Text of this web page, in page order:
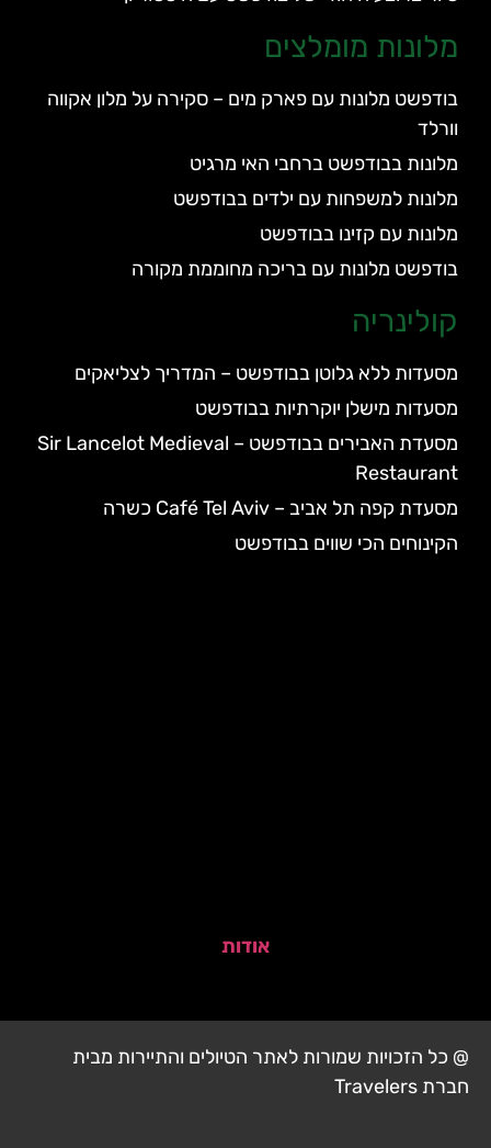
מלונות מומלצים
בודפשט מלונות עם פארק מים – סקירה על מלון אקווה
וורלד
מלונות בבודפשט ברחבי האי מרגיט
מלונות למשפחות עם ילדים בבודפשט
מלונות עם קזינו בבודפשט
בודפשט מלונות עם בריכה מחוממת מקורה
קולינריה
מסעדות ללא גלוטן בבודפשט – המדריך לצליאקים
מסעדות מישלן יוקרתיות בבודפשט
מסעדת האבירים בבודפשט – Sir Lancelot Medieval
Restaurant
מסעדת קפה תל אביב – Café Tel Aviv כשרה
הקינוחים הכי שווים בבודפשט
אודות
@ כל הזכויות שמורות לאתר הטיולים והתיירות מבית
חברת Travelers